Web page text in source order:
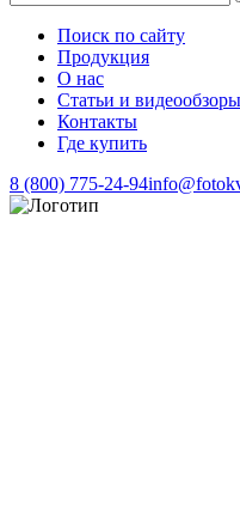
Поиск по сайту
Продукция
О нас
Статьи и видеообзоры
Контакты
Где купить
8 (800) 775-24-94